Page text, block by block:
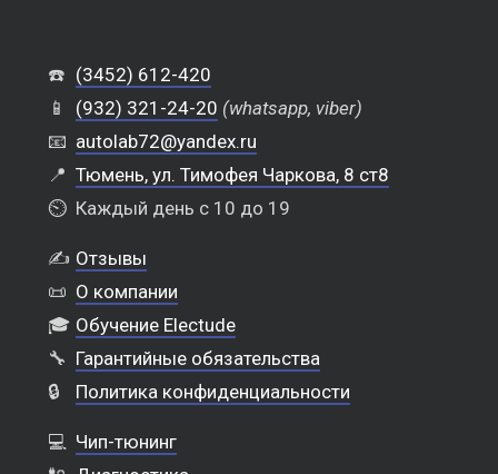
☎️ (3452) 612-420
📱
(932) 321-24-20 (whatsapp, viber)
📧 autolab72@yandex.ru
📍 Тюмень, ул. Тимофея Чаркова, 8 ст8
⏲️ Каждый день с 10 до 19
✍️ Отзывы
📜 О компании
🎓 Обучение Electude
🔧 Гарантийные обязательства
🔒
Политика конфиденциальности
💻 Чип-тюнинг